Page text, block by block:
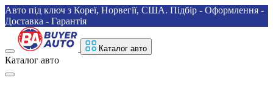
Авто під ключ з Кореї, Норвегії, США. Підбір - Оформлення -
Доставка - Гарантія
Каталог авто
Каталог авто